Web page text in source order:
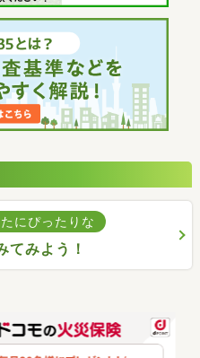
にぴったりな
てみよう！